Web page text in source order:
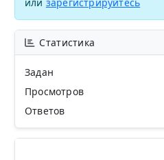
Статистика
Задан
Просмотров
Ответов